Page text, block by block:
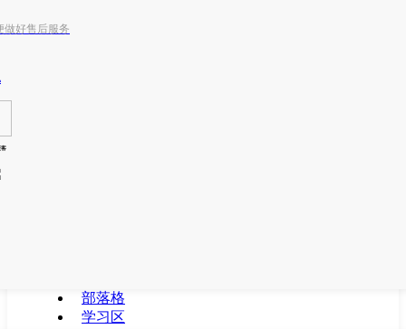
做好售后服务
客
部落格
学习区